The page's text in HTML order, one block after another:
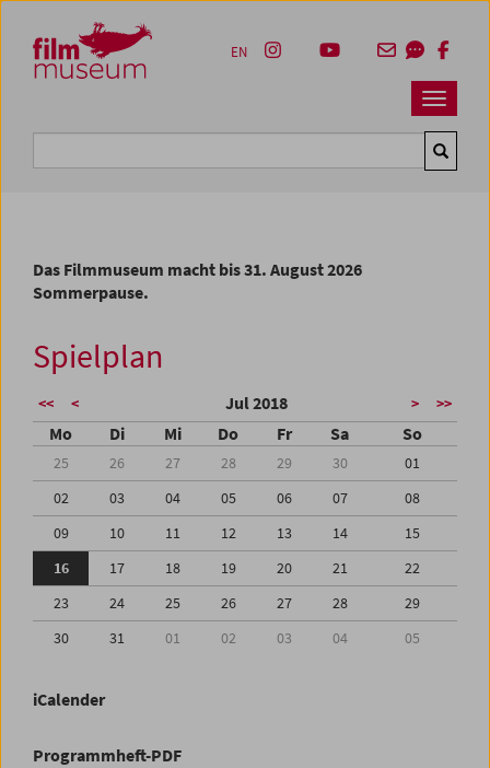
Zum Inhalt
Zum Hauptmenü
Zur Servicenavigation
Zum Suche
Navbar
EN
Das Filmmuseum macht bis 31. August 2026
Sommerpause.
Spielplan
<< < Jul 2018 > >>
Mo Di Mi Do Fr Sa So
25 26 27 28 29 30
01
02
03 04 05 06 07
08
09
10 11 12 13 14
15
16
17 18 19 20 21
22
23
24 25 26 27 28
29
30
31 01 02 03 04 05
iCalender
Programmheft-PDF